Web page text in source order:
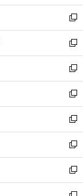
ウ
で
開
く
ン
ド
ウ
で
開
く
新
し
い
ウ
ィ
ン
ド
ウ
で
開
く
新
し
い
ウ
ィ
ン
ド
ウ
で
開
く
新
し
い
ウ
ィ
ン
ド
ウ
で
開
新
し
い
ウ
ィ
ン
ド
ウ
新
し
い
ウ
ィ
ン
新
し
い
ウ
新
し